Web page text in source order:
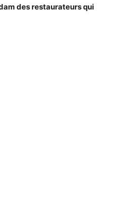
des restaurateurs qui